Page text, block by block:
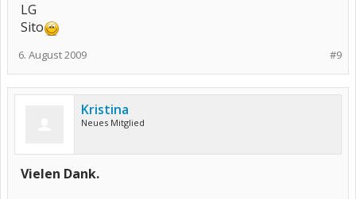
LG
Sito
#9
6. August 2009
Kristina
Neues Mitglied
Vielen Dank.